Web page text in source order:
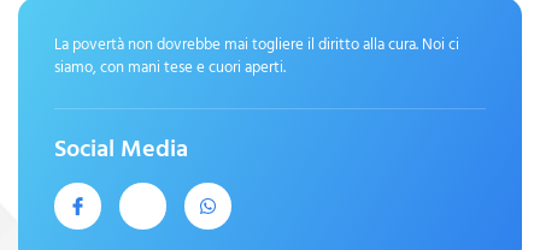
La povertà non dovrebbe mai togliere il diritto alla cura. Noi ci
siamo, con mani tese e cuori aperti.
Social Media